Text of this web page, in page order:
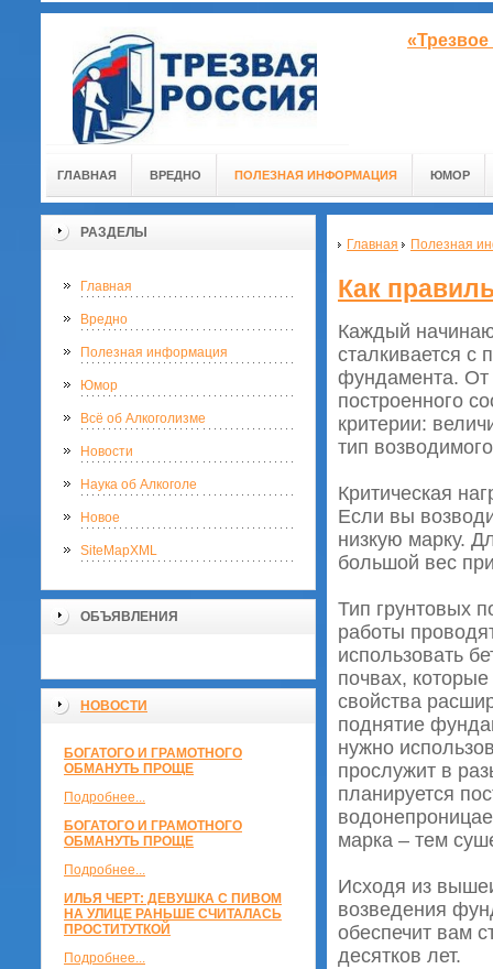
ГЛАВНАЯ ВРЕДНО ПОЛЕЗНАЯ ИНФОРМАЦИЯ ЮМОР
РАЗДЕЛЫ
Главная
Вредно
Полезная информация
Юмор
Всё об Алкоголизме
Новости
Наука об Алкоголе
Новое
SiteMapXML
ОБЪЯВЛЕНИЯ
НОВОСТИ
БОГАТОГО И ГРАМОТНОГО
ОБМАНУТЬ ПРОЩЕ
Подробнее...
БОГАТОГО И ГРАМОТНОГО
ОБМАНУТЬ ПРОЩЕ
Подробнее...
ИЛЬЯ ЧЕРТ: ДЕВУШКА С ПИВОМ
НА УЛИЦЕ РАНЬШЕ СЧИТАЛАСЬ
ПРОСТИТУТКОЙ
Подробнее...
Главная Полезная
Как
Каждый
сталкивается с
фундамента. От
построенного
критерии:
тип
Критическая
Если вы
низкую марку.
большой вес
Тип грунтовых
работы
использовать
почвах,
свойства
поднятие
нужно
прослужит в
планируется
марка – тем
Исходя из
возведения
обеспечит вам
десятков лет.